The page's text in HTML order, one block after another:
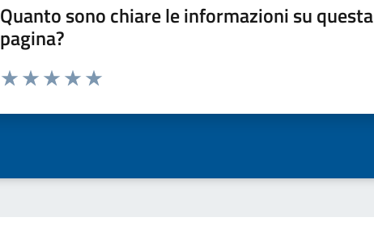
Quanto sono chiare le informazioni su questa
pagina?
Valuta da 1 a 5 stelle la pagina